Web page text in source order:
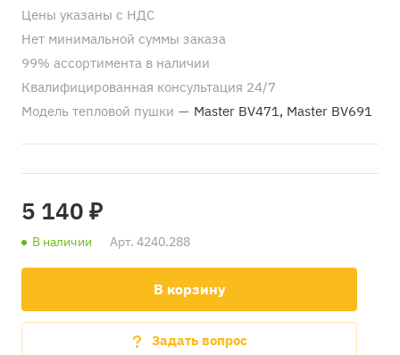
Цены указаны с НДС
Нет минимальной суммы заказа
99% ассортимента в наличии
Квалифицированная консультация 24/7
Модель тепловой пушки — Master BV471, Master BV691
5 140 ₽
В наличии Арт. 4240.288
В корзину
Задать вопрос